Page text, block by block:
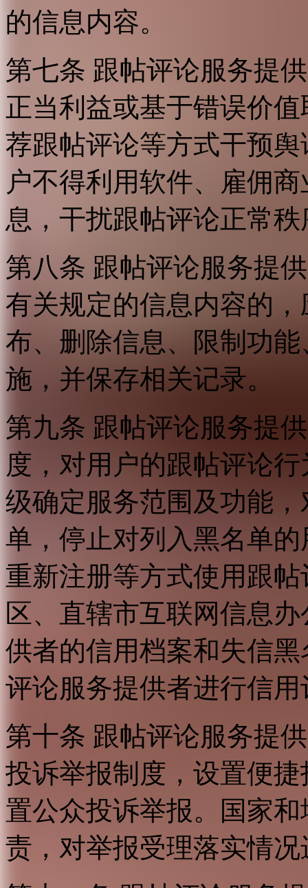
的信息内容。
第七条 跟帖评论服务提
正当利益或基于错误价
荐跟帖评论等方式干预
户不得利用软件、雇佣
息，干扰跟帖评论正常
第八条 跟帖评论服务提
有关规定的信息内容的
布、删除信息、限制功
施，并保存相关记录。
第九条 跟帖评论服务提
度，对用户的跟帖评论
级确定服务范围及功能
单，停止对列入黑名单
重新注册等方式使用跟
区、直辖市互联网信息
供者的信用档案和失信
评论服务提供者进行信用
第十条 跟帖评论服务提
投诉举报制度，设置便
置公众投诉举报。国家
责，对举报受理落实情